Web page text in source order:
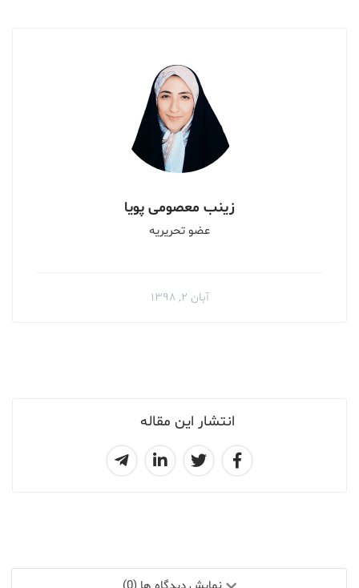
انتشار این مقاله
زینب معصومی پویا
عضو تحریریه
آبان ۲, ۱۳۹۸